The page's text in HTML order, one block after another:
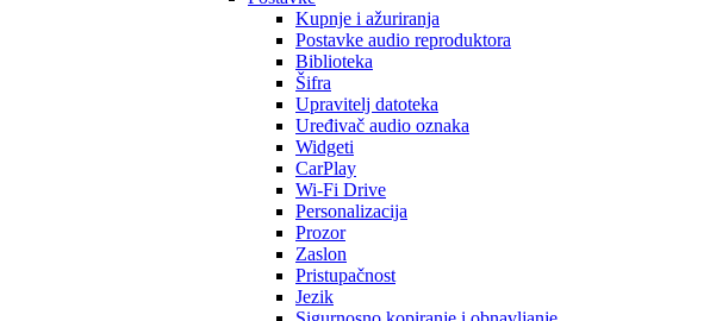
Kupnje i ažuriranja
Postavke audio reproduktora
Biblioteka
Šifra
Upravitelj datoteka
Uređivač audio oznaka
Widgeti
CarPlay
Wi-Fi Drive
Personalizacija
Prozor
Zaslon
Pristupačnost
Jezik